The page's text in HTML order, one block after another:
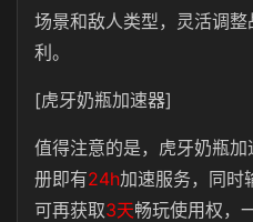
场景和敌人类型，灵活调
利。
[虎牙奶瓶加速器]
值得注意的是，虎牙奶瓶
册即有24h加速服务，同时
可再获取3天畅玩使用权，